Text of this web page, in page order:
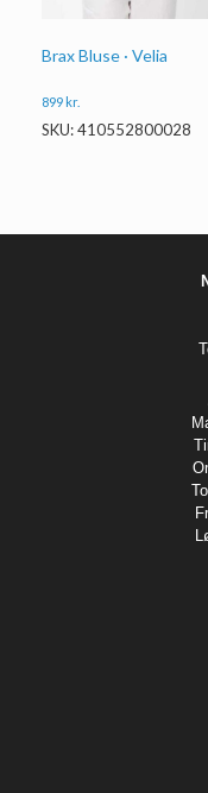
Brax Bluse · Velia
899 kr.
SKU: 410552800028